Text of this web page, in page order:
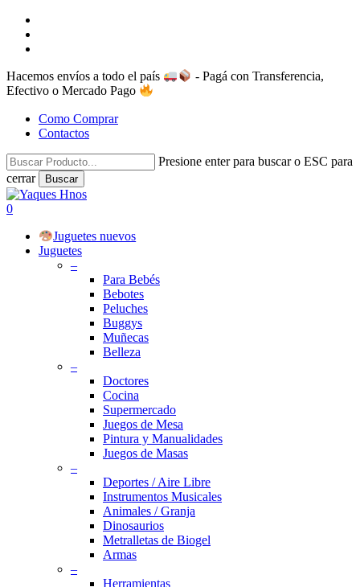
Skip
main
Hacemos envíos a todo el país
- Pagá con Transferencia,
Efectivo o Mercado Pago
Como Comprar
Contactos
Presione enter para buscar o ESC para
cerrar
Buscar
Close
Search
search
account
0
Juguetes nuevos
Juguetes
–
Para Bebés
Bebotes
Peluches
Buggys
Muñecas
Belleza
–
Doctores
Cocina
Supermercado
Juegos de Mesa
Pintura y Manualidades
Juegos de Masas
–
Deportes / Aire Libre
Instrumentos Musicales
Animales / Granja
Dinosaurios
Metralletas de Biogel
Armas
–
Herramientas